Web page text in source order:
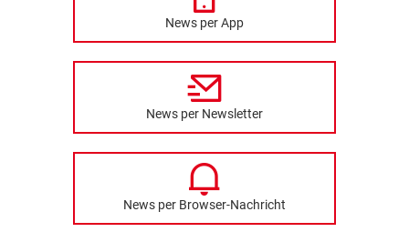
News per App
News per Newsletter
News per Browser-Nachricht